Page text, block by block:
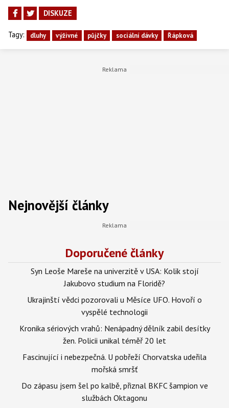
DISKUZE
Tagy: dluhy výživné půjčky sociální dávky Řápková
Nejnovější články
Doporučené články
Syn Leoše Mareše na univerzitě v USA: Kolik stojí
Jakubovo studium na Floridě?
Ukrajinští vědci pozorovali u Měsíce UFO. Hovoří o
vyspělé technologii
Kronika sériových vrahů: Nenápadný dělník zabil desítky
žen. Policii unikal téměř 20 let
Fascinující i nebezpečná. U pobřeží Chorvatska udeřila
mořská smršť
Do zápasu jsem šel po kalbě, přiznal BKFC šampion ve
službách Oktagonu